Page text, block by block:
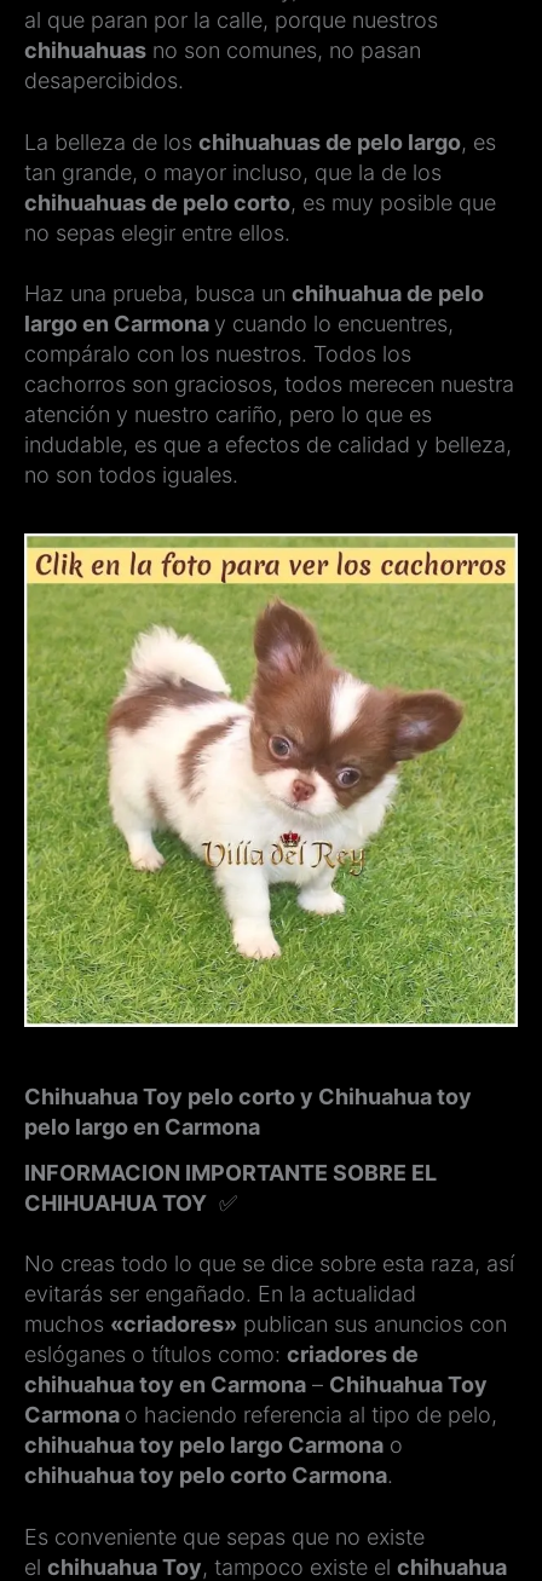
al que paran por la calle, porque nuestros
chihuahuas no son comunes, no pasan
desapercibidos.
La belleza de los chihuahuas de pelo largo, es
tan grande, o mayor incluso, que la de los
chihuahuas de pelo corto, es muy posible que
no sepas elegir entre ellos.
Haz una prueba, busca un chihuahua de pelo
largo en Carmona y cuando lo encuentres,
compáralo con los nuestros. Todos los
cachorros son graciosos, todos merecen nuestra
atención y nuestro cariño, pero lo que es
indudable, es que a efectos de calidad y belleza,
no son todos iguales.
Chihuahua Toy pelo corto y Chihuahua toy
pelo largo en Carmona
INFORMACION IMPORTANTE SOBRE EL
CHIHUAHUA TOY ✅
No creas todo lo que se dice sobre esta raza, así
evitarás ser engañado. En la actualidad
muchos «criadores» publican sus anuncios con
eslóganes o títulos como: criadores de
chihuahua toy en Carmona – Chihuahua Toy
Carmona o haciendo referencia al tipo de pelo,
chihuahua toy pelo largo Carmona o
chihuahua toy pelo corto Carmona.
Es conveniente que sepas que no existe
el chihuahua Toy, tampoco existe el chihuahua